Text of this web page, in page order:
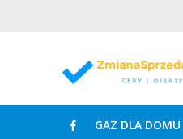
GAZ DLA DOMU